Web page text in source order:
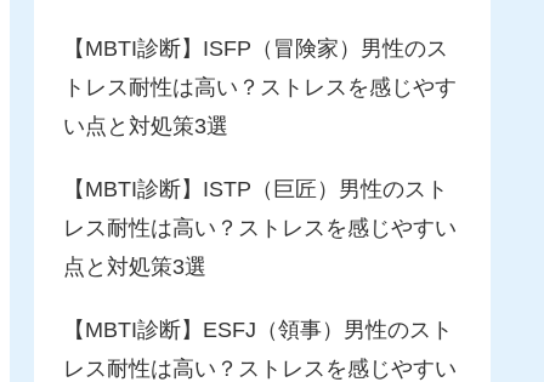
【MBTI診断】ISFP（冒険家）男性のス
トレス耐性は高い？ストレスを感じやす
い点と対処策3選
【MBTI診断】ISTP（巨匠）男性のスト
レス耐性は高い？ストレスを感じやすい
点と対処策3選
【MBTI診断】ESFJ（領事）男性のスト
レス耐性は高い？ストレスを感じやすい